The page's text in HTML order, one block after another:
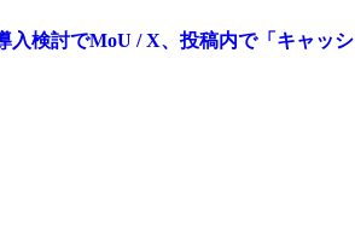
入検討でMoU / X、投稿内で「キャッ